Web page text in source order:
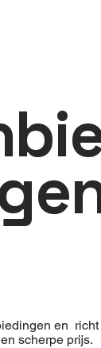
en
scherpe prijs.